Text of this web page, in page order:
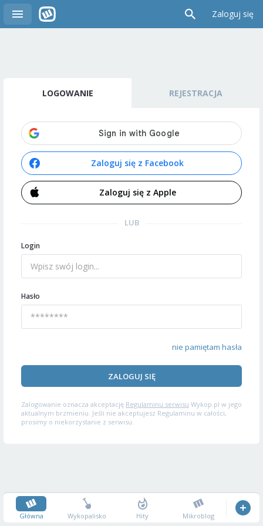
Zaloguj się
LOGOWANIE REJESTRACJA
Zaloguj się z Facebook
Zaloguj się z Apple
LUB
Login
Hasło
nie pamiętam hasła
ZALOGUJ SIĘ
Zalogowanie oznacza akceptację Regulaminu serwisu Wykop.pl w jego
aktualnym brzmieniu. Jeśli nie akceptujesz Regulaminu w całości,
prosimy o niekorzystanie z serwisu.
Główna Wykopalisko Hity Mikroblog